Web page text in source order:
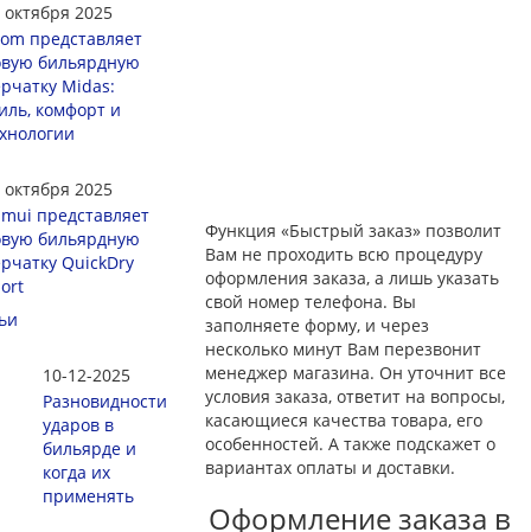
Функция «Быстрый заказ» позволит
Вам не проходить всю процедуру
оформления заказа, а лишь указать
свой номер телефона. Вы
заполняете форму, и через
несколько минут Вам перезвонит
менеджер магазина. Он уточнит все
условия заказа, ответит на вопросы,
касающиеся качества товара, его
особенностей. А также подскажет о
вариантах оплаты и доставки.
Оформление заказа в
октября 2025
представляет
бильярдную
Midas:
комфорт и
октября 2025
представляет
бильярдную
QuickDry
10-12-2025
Разновидности
ударов в
бильярде и
когда их
применять